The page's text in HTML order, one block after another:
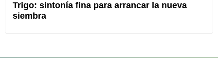
Trigo: sintonía fina para arrancar la nueva
siembra